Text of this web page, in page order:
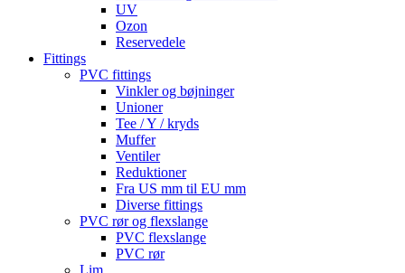
UV
Ozon
Reservedele
Fittings
PVC fittings
Vinkler og bøjninger
Unioner
Tee / Y / kryds
Muffer
Ventiler
Reduktioner
Fra US mm til EU mm
Diverse fittings
PVC rør og flexslange
PVC flexslange
PVC rør
Lim